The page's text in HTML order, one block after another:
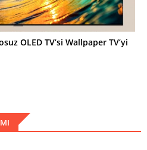
OLED TV’si Wallpaper TV’yi